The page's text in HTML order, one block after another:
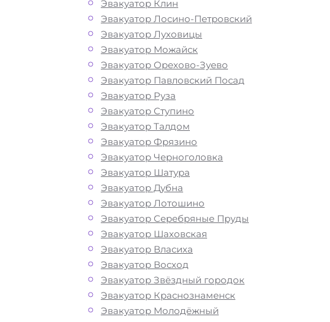
Эвакуатор Клин
Эвакуатор Лосино-Петровский
Эвакуатор Луховицы
Эвакуатор Можайск
Эвакуатор Орехово-Зуево
Эвакуатор Павловский Посад
Эвакуатор Руза
Эвакуатор Ступино
Эвакуатор Талдом
Эвакуатор Фрязино
Эвакуатор Черноголовка
Эвакуатор Шатура
Эвакуатор Дубна
Эвакуатор Лотошино
Эвакуатор Серебряные Пруды
Эвакуатор Шаховская
Эвакуатор Власиха
Эвакуатор Восход
Эвакуатор Звёздный городок
Эвакуатор Краснознаменск
Эвакуатор Молодёжный
авто на улице
Болдов Ручей?
Перевозка автомобиля с улицы Болдов
Ручей эвакуатором «МОБИ» дешево,
круглосуточно и срочно – это возможность
быстро и без лишних затрат решить
возникшие на дороге проблемы с
автомобилем. Мы рады предложить вам
свои услуги по вызову автоэвакуатора.
Звоните по телефону — у нас вы найдете
все, что нужно для оперативной и
безопасной эвакуации вашего авто:
доступные цены, круглосуточную связь и
профессиональных водителей с большим
опытом работы. Мы предлагаем
круглосуточную техническую помощь